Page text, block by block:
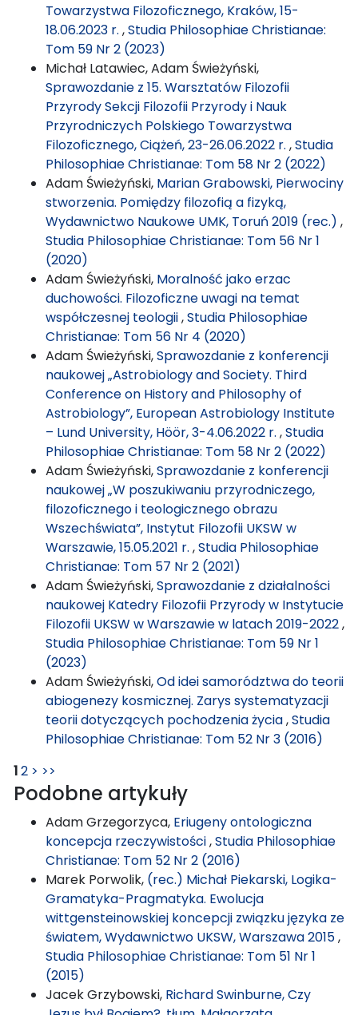
Towarzystwa Filozoficznego, Kraków, 15-
18.06.2023 r. ,Studia Philosophiae Christianae:
Tom 59 Nr 2 (2023)
Michał Latawiec, Adam Świeżyński,
Sprawozdanie z 15. Warsztatów Filozofii
Przyrody Sekcji Filozofii Przyrody i Nauk
Przyrodniczych Polskiego Towarzystwa
Filozoficznego, Ciążeń, 23-26.06.2022 r. ,Studia
Philosophiae Christianae: Tom 58 Nr 2 (2022)
Adam Świeżyński, Marian Grabowski, Pierwociny
stworzenia. Pomiędzy filozofią a fizyką,
Wydawnictwo Naukowe UMK, Toruń 2019 (rec.) ,
Studia Philosophiae Christianae: Tom 56 Nr 1
(2020)
Adam Świeżyński, Moralność jako erzac
duchowości. Filozoficzne uwagi na temat
współczesnej teologii,Studia Philosophiae
Christianae: Tom 56 Nr 4 (2020)
Adam Świeżyński,Sprawozdanie z konferencji
naukowej „Astrobiology and Society. Third
Conference on History and Philosophy of
Astrobiology”, European Astrobiology Institute
– Lund University, Höör, 3-4.06.2022 r. ,Studia
Philosophiae Christianae: Tom 58 Nr 2 (2022)
Adam Świeżyński,Sprawozdanie z konferencji
naukowej „W poszukiwaniu przyrodniczego,
filozoficznego i teologicznego obrazu
Wszechświata”, Instytut Filozofii UKSW w
Warszawie, 15.05.2021 r. ,Studia Philosophiae
Christianae: Tom 57 Nr 2 (2021)
Adam Świeżyński,Sprawozdanie z działalności
naukowej Katedry Filozofii Przyrody w Instytucie
Filozofii UKSW w Warszawie w latach 2019-2022,
Studia Philosophiae Christianae: Tom 59 Nr 1
(2023)
Adam Świeżyński,Od idei samorództwa do teorii
abiogenezy kosmicznej. Zarys systematyzacji
teorii dotyczących pochodzenia życia,Studia
Philosophiae Christianae: Tom 52 Nr 3 (2016)
12 > >>
Podobne artykuły
Adam Grzegorzyca, Eriugeny ontologiczna
koncepcja rzeczywistości,Studia Philosophiae
Christianae: Tom 52 Nr 2 (2016)
Marek Porwolik, (rec.) Michał Piekarski, Logika-
Gramatyka-Pragmatyka. Ewolucja
wittgensteinowskiej koncepcji związku języka ze
światem, Wydawnictwo UKSW, Warszawa 2015,
Studia Philosophiae Christianae: Tom 51 Nr 1
(2015)
Jacek Grzybowski, Richard Swinburne, Czy